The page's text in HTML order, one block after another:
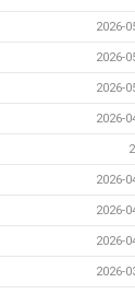
2026-
2026-
2026-
2026-
2026-
2026-
2026-
2026-